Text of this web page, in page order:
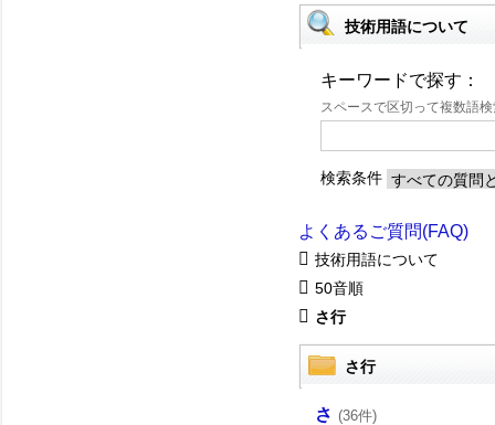
技術用語について
キーワードで探す：
スペースで区切って複数語
検索条件
よくあるご質問(FAQ)
技術用語について
50音順
さ行
さ行
さ (36件)